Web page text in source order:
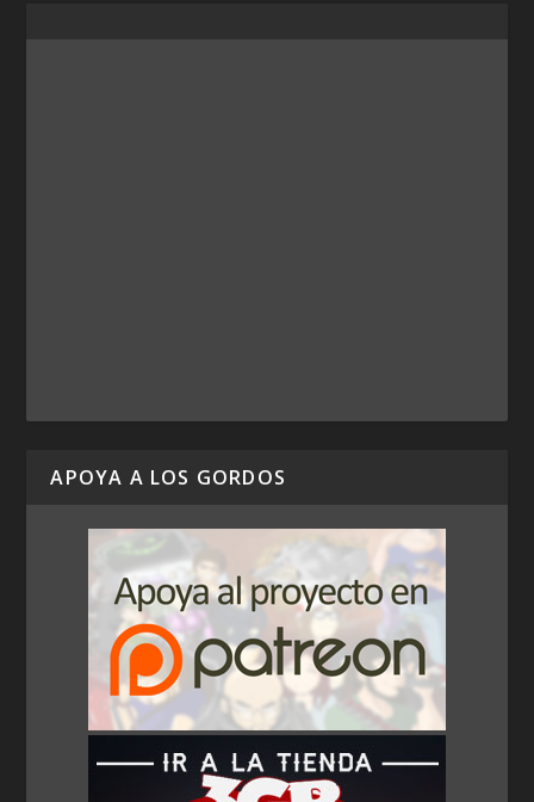
APOYA A LOS GORDOS